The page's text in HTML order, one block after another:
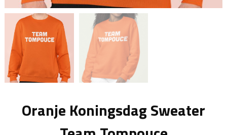
Oranje Koningsdag Sweater